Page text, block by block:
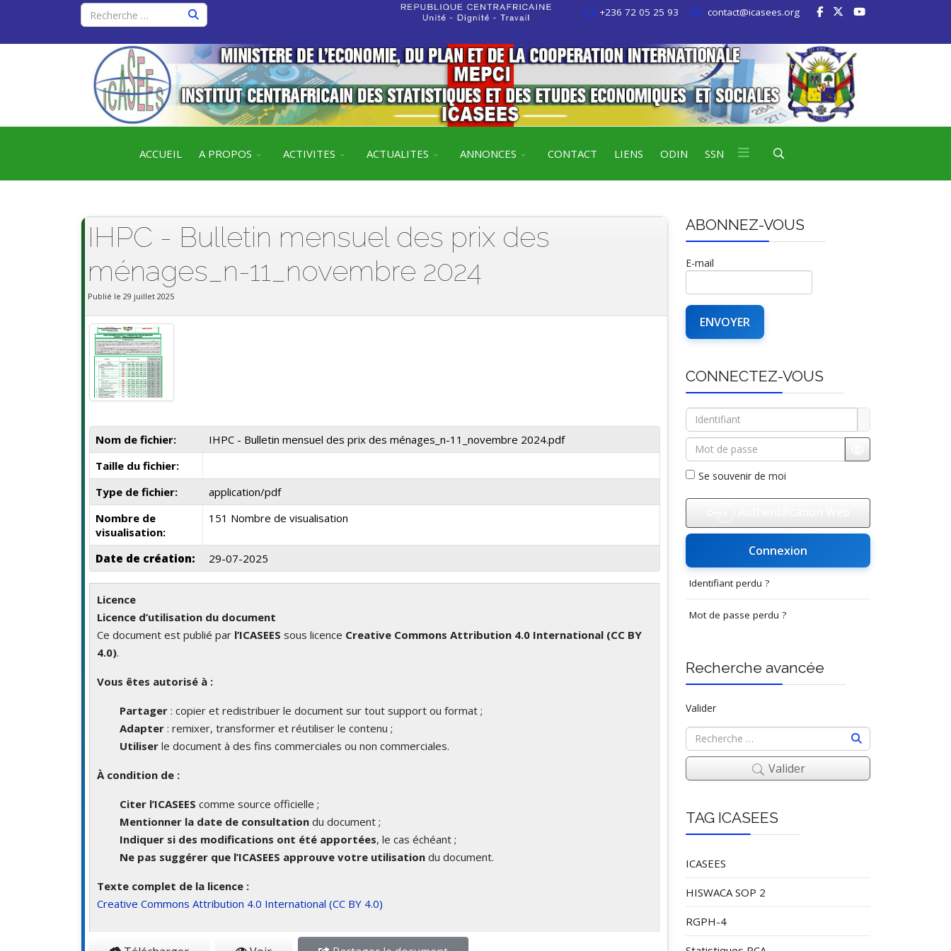
+236 72 05 25 93 contact@icasees.org
ACCUEIL A PROPOS ACTIVITES ACTUALITES ANNONCES CONTACT LIENS ODIN SSN
IHPC - Bulletin mensuel des prix des
ménages_n-11_novembre 2024
Publié le 29 juillet 2025
Nom de fichier:
IHPC - Bulletin mensuel des prix des ménages_n-11_novembre 2024.pdf
Taille du fichier:
Type de fichier:
application/pdf
Nombre de
visualisation:
151 Nombre de visualisation
Date de création: 29-07-2025
Licence
Licence d’utilisation du document
Ce document est publié par l’ICASEES sous licence Creative Commons Attribution 4.0 International (CC BY
4.0).
Vous êtes autorisé à :
Partager : copier et redistribuer le document sur tout support ou format ;
Adapter : remixer, transformer et réutiliser le contenu ;
Utiliser le document à des fins commerciales ou non commerciales.
À condition de :
Citer l’ICASEES comme source officielle ;
Mentionner la date de consultation du document ;
Indiquer si des modifications ont été apportées, le cas échéant ;
Ne pas suggérer que l’ICASEES approuve votre utilisation du document.
Texte complet de la licence :
Creative Commons Attribution 4.0 International (CC BY 4.0)
ABONNEZ-VOUS
E-mail
CONNECTEZ-VOUS
Identifiant
Mot de passe
Afficher le mot
Se souvenir de moi
Connexion
Identifiant perdu ?
Mot de passe perdu ?
Recherche avancée
Valider
Valider
TAG ICASEES
ICASEES
HISWACA SOP 2
RGPH-4